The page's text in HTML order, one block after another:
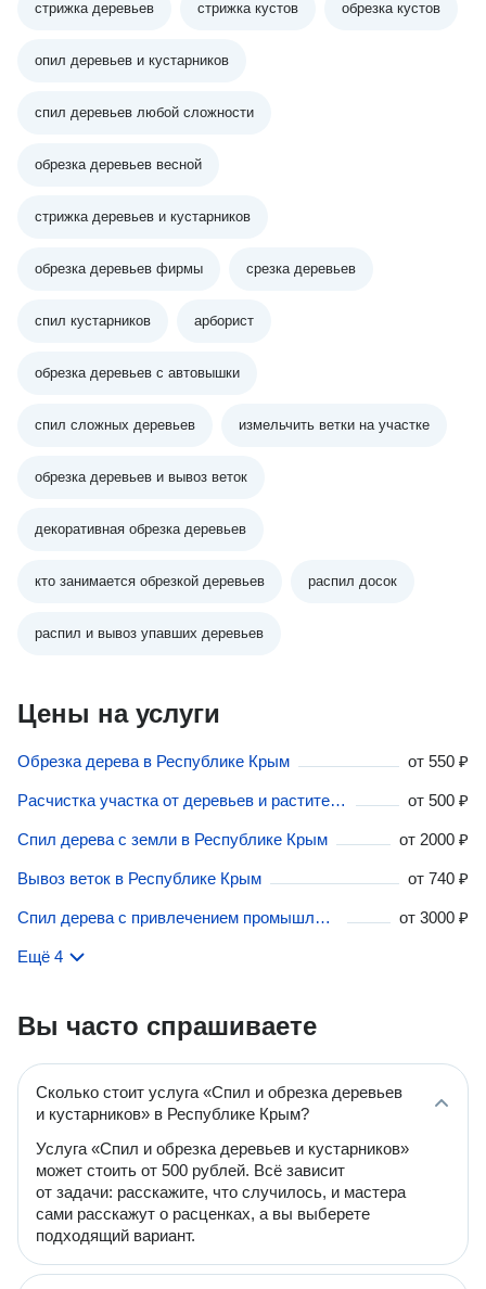
стрижка деревьев стрижка кустов обрезка кустов
опил деревьев и кустарников
спил деревьев любой сложности
обрезка деревьев весной
стрижка деревьев и кустарников
обрезка деревьев фирмы срезка деревьев
спил кустарников арборист
обрезка деревьев с автовышки
спил сложных деревьев измельчить ветки на участке
обрезка деревьев и вывоз веток
декоративная обрезка деревьев
кто занимается обрезкой деревьев распил досок
распил и вывоз упавших деревьев
Цены на услуги
Обрезка дерева в Республике Крым от 550 ₽
Расчистка участка от деревьев и растительности в Республике Крым от 500 ₽
Спил дерева с земли в Республике Крым от 2000 ₽
Вывоз веток в Республике Крым от 740 ₽
Спил дерева с привлечением промышленного альпиниста в Республике Крым от 3000 ₽
Ещё 4
Вы часто спрашиваете
Сколько стоит услуга «Спил и обрезка деревьев
и кустарников» в Республике Крым?
Услуга «Спил и обрезка деревьев и кустарников»
может стоить от 500 рублей. Всё зависит
от задачи: расскажите, что случилось, и мастера
сами расскажут о расценках, а вы выберете
подходящий вариант.